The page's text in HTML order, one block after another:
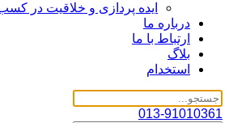
ایده پردازی و خلاقیت در
درباره ما
ارتباط با ما
بلاگ
استخدام
013-91010361